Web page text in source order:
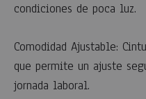
condiciones de poca luz.
Comodidad Ajustable:
que permite un ajuste
jornada laboral.